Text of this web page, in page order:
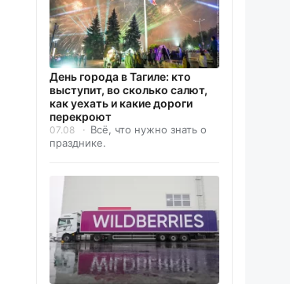
День города в Тагиле: кто
выступит, во сколько салют,
как уехать и какие дороги
перекроют
07.08
Всё, что нужно знать о
празднике.